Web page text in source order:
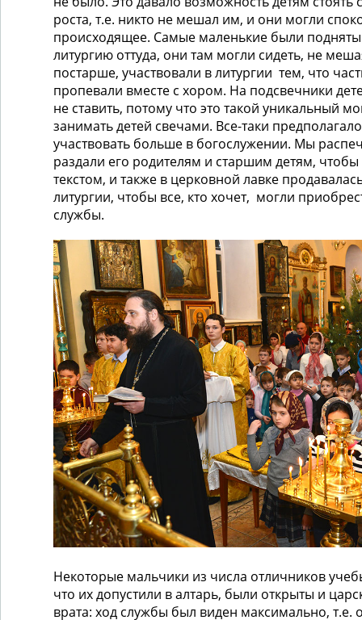
роста, т.е. никто не мешал им, и они могли
происходящее. Самые маленькие были
литургию оттуда, они там могли сидеть, не
постарше, участвовали в литургии тем, что
пропевали вместе с хором. На подсвечники
не ставить, потому что это такой уникальный
занимать детей свечами. Все-таки
участвовать больше в богослужении. Мы
раздали его родителям и старшим детям, чтобы
текстом, и также в церковной лавке
литургии, чтобы все, кто хочет, могли
службы.
Некоторые мальчики из числа отличников
что их допустили в алтарь, были открыты и
врата: ход службы был виден максимально, т.е.